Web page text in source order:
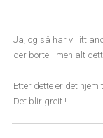
Ja, og så har vi litt
der borte - men alt
Etter dette er det
Det blir greit !